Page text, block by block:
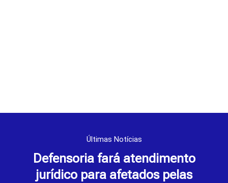
Últimas Notícias
Defensoria fará atendimento
jurídico para afetados pelas